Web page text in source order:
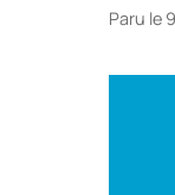
Paru le